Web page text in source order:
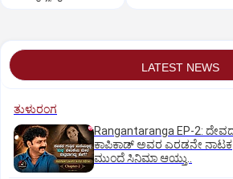
LATEST NEWS
ತುಳುರಂಗ
Rangantaranga EP-2:
ಕಾಪಿಕಾಡ್‌ ಅವರ ಎರಡನೇ ನಾಟಕ
ಮುಂದೆ ಸಿನಿಮಾ ಆಯ್ತು..